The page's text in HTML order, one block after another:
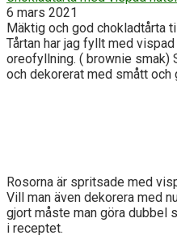
6 mars 2021
Mäktig och god chokladtårta
Tårtan har jag fyllt med
oreofyllning. ( brownie smak)
och dekorerat med smått och
Rosorna är spritsade med
Vill man även dekorera med
gjort måste man göra dubbel
i receptet.